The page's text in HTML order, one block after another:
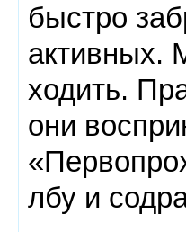
быстро
активных.
ходить.
они
лбу и